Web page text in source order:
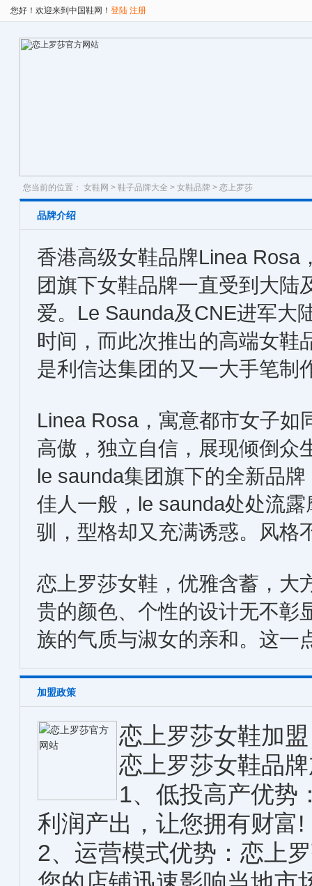
您好！欢迎来到中国鞋网！ 登陆 注册
您当前的位置： 女鞋网 > 鞋子品牌大全 > 女鞋品牌 > 恋上罗莎
品牌介绍
香港高级女鞋品牌Linea Rosa
团旗下女鞋品牌一直受到大陆
爱。Le Saunda及CNE进军大
时间，而此次推出的高端女鞋
是利信达集团的又一大手笔制
Linea Rosa，寓意都市女子如
高傲，独立自信，展现倾倒众
le saunda集团旗下的全新品
佳人一般，le saunda处处流
驯，型格却又充满诱惑。风格
恋上罗莎女鞋，优雅含蓄，大
贵的颜色、个性的设计无不彰
族的气质与淑女的亲和。这一
加盟政策
恋上罗莎女鞋加盟
恋上罗莎女鞋品
1、低投高产优势
利润产出，让您拥有财富!
2、运营模式优势：恋上